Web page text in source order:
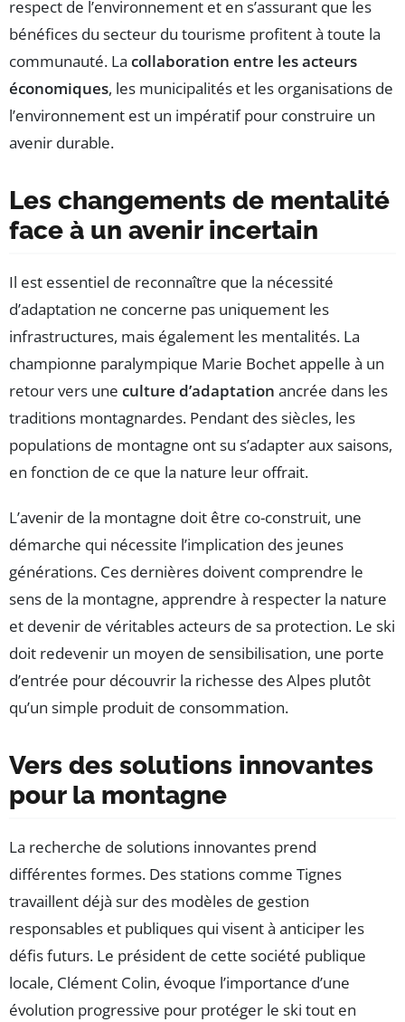
respect de l’environnement et en s’assurant que les
bénéfices du secteur du tourisme profitent à toute la
communauté. La collaboration entre les acteurs
économiques, les municipalités et les organisations de
l’environnement est un impératif pour construire un
avenir durable.
Les changements de mentalité
face à un avenir incertain
Il est essentiel de reconnaître que la nécessité
d’adaptation ne concerne pas uniquement les
infrastructures, mais également les mentalités. La
championne paralympique Marie Bochet appelle à un
retour vers une culture d’adaptation ancrée dans les
traditions montagnardes. Pendant des siècles, les
populations de montagne ont su s’adapter aux saisons,
en fonction de ce que la nature leur offrait.
L’avenir de la montagne doit être co-construit, une
démarche qui nécessite l’implication des jeunes
générations. Ces dernières doivent comprendre le
sens de la montagne, apprendre à respecter la nature
et devenir de véritables acteurs de sa protection. Le ski
doit redevenir un moyen de sensibilisation, une porte
d’entrée pour découvrir la richesse des Alpes plutôt
qu’un simple produit de consommation.
Vers des solutions innovantes
pour la montagne
La recherche de solutions innovantes prend
différentes formes. Des stations comme Tignes
travaillent déjà sur des modèles de gestion
responsables et publiques qui visent à anticiper les
défis futurs. Le président de cette société publique
locale, Clément Colin, évoque l’importance d’une
évolution progressive pour protéger le ski tout en